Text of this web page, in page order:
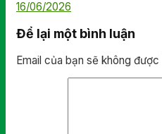
16/06/2026
Để lại một bình luận
Email của bạn sẽ không